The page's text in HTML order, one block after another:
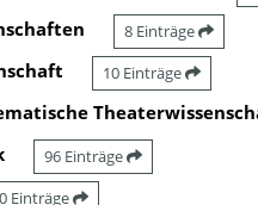
8 Einträge
10 Einträge
96 Einträge
Einträge